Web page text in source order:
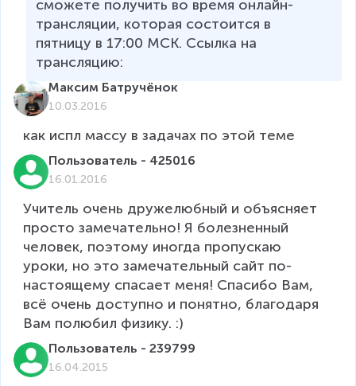
сможете получить во время онлайн-
трансляции, которая состоится в
пятницу в 17:00 МСК. Ссылка на
трансляцию:
Максим Батручёнок
10.03.2016
как испл массу в задачах по этой теме
Пользователь - 425016
16.01.2016
Учитель очень дружелюбный и объясняет
просто замечательно! Я болезненный
человек, поэтому иногда пропускаю
уроки, но это замечательный сайт по-
настоящему спасает меня! Спасибо Вам,
всё очень доступно и понятно, благодаря
Вам полюбил физику. :)
Пользователь - 239799
16.04.2015